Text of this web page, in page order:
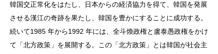
韓国交正常化をはたし、日本からの経済協力を得て、韓国を発展
させる漢江の奇跡を果たし、韓国を豊かにすることに成功する。
続いて1985 年から1992 年には、全斗煥政権と盧泰愚政権をかけ
て「北方政策」を展開する。この「北方政策」とは韓国が社会主